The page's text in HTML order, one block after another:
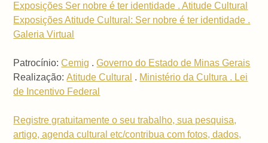
Exposições Ser nobre é ter identidade . Atitude Cultural
Exposições Atitude Cultural: Ser nobre é ter identidade .
Galeria Virtual
Patrocínio:Cemig .Governo do Estado de Minas Gerais
Realização:Atitude Cultural . Ministério da Cultura . Lei
de Incentivo Federal
Registre gratuitamente o seu trabalho, sua pesquisa,
artigo, agenda cultural etc/contribua com fotos, dados,